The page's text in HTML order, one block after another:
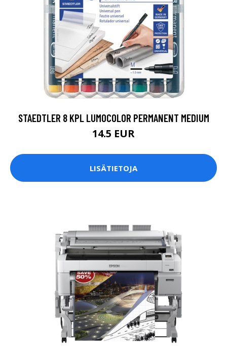
STAEDTLER 8 KPL LUMOCOLOR PERMANENT MEDIUM
14.5 EUR
LISÄTIETOJA